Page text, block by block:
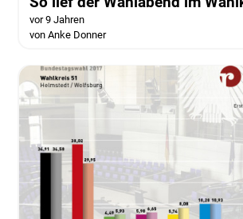
vor 9 Jahren
von Anke Donner